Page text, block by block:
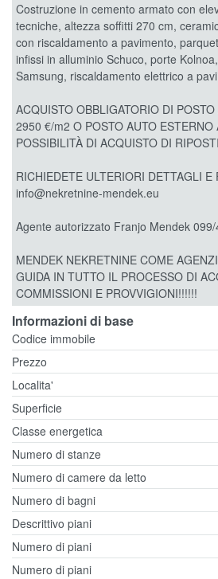
Costruzione in cemento armato con
tecniche, altezza soffitti 270 cm,
con riscaldamento a pavimento,
infissi in alluminio Schuco, porte
Samsung, riscaldamento elettrico a
ACQUISTO OBBLIGATORIO DI
2950 €/m2 O POSTO AUTO ESTERNO
POSSIBILITÀ DI ACQUISTO DI
RICHIEDETE ULTERIORI DETTAGLI E
info@nekretnine-mendek.eu
Agente autorizzato Franjo Mendek
MENDEK NEKRETNINE COME
GUIDA IN TUTTO IL PROCESSO DI
COMMISSIONI E PROVVIGIONI!!!!!!
Informazioni di base
Codice immobile
Prezzo
Localita'
Superficie
Classe energetica
Numero di stanze
Numero di camere da letto
Numero di bagni
Descrittivo piani
Numero di piani
Numero di piani